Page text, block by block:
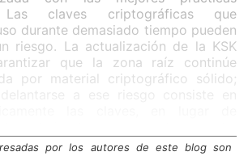
Las claves criptográficas que
durante demasiado tiempo pueden
riesgo. La actualización de la KSK
que la zona raíz continúe
por material criptográfico sólido;
débil para seguir utilizándola.
por los autores de este blog son